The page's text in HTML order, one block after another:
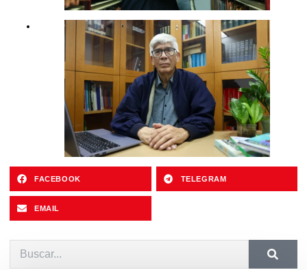
FACEBOOK TELEGRAM
EMAIL